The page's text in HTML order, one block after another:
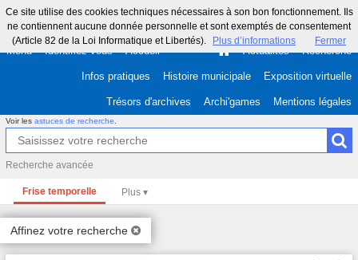
Ce site utilise des cookies techniques nécessaires à son bon fonctionnement. Ils
ne contiennent aucune donnée personnelle et sont exemptés de consentement
(Article 82 de la Loi Informatique et Libertés).
Plus d’informations Fermer
Menu Identifiez-vous Accueil Actualités Recherche
Infos pratiques Histoire municipale Exposition virtuelle
Trésors d'archives Archi'games Mentions légales
Voir les astuces de recherche
Recherche avancée
Frise temporelle
Affinez votre recherche